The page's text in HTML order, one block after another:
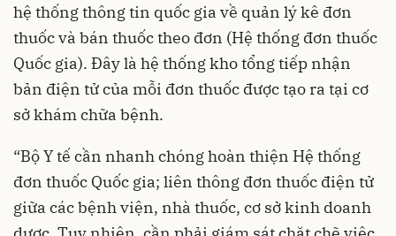
hệ thống thông tin quốc gia về quản lý kê đơn
thuốc và bán thuốc theo đơn (Hệ thống đơn thuốc
Quốc gia). Đây là hệ thống kho tổng tiếp nhận
bản điện tử của mỗi đơn thuốc được tạo ra tại cơ
sở khám chữa bệnh.
“Bộ Y tế cần nhanh chóng hoàn thiện Hệ thống
đơn thuốc Quốc gia; liên thông đơn thuốc điện tử
giữa các bệnh viện, nhà thuốc, cơ sở kinh doanh